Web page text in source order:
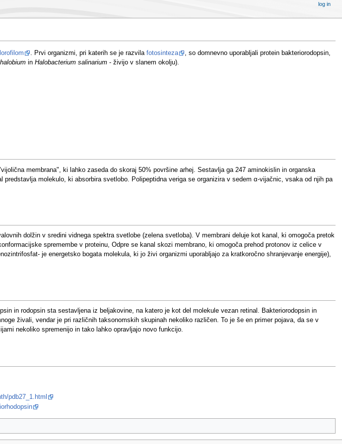
. Prvi organizmi, pri katerih se je razvila fotosinteza
, so domnevno uporabljali protein bakteriorodopsin,
in Halobacterium salinarium- živijo v slanem okolju).
membrana", ki lahko zaseda do skoraj 50% površine arhej. Sestavlja ga 247 aminokislin in organska
molekulo, ki absorbira svetlobo. Polipeptidna veriga se organizira v sedem α-vijačnic, vsaka od njih pa
dolžin v sredini vidnega spektra svetlobe (zelena svetloba). V membrani deluje kot kanal, ki omogoča pretok
spremembe v proteinu, Odpre se kanal skozi membrano, ki omogoča prehod protonov iz celice v
je energetsko bogata molekula, ki jo živi organizmi uporabljajo za kratkoročno shranjevanje energije),
in rodopsin sta sestavljena iz beljakovine, na katero je kot del molekule vezan retinal. Bakteriorodopsin in
živali, vendar je pri različnih taksonomskih skupinah nekoliko različen. To je še en primer pojava, da se v
nekoliko spremenijo in tako lahko opravljajo novo funkcijo.
pdb27_1.html
log in